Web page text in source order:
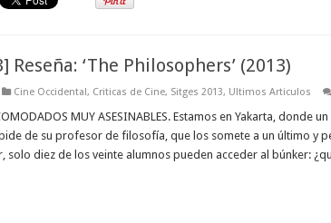
Reseña: ‘The Philosophers’ (2013)
Cine Occidental , Criticas de Cine, Sitges 2013, Ultimos Articulos
MUY ASESINABLES. Estamos en Yakarta, donde
de su profesor de filosofía, que los somete a un último y
solo diez de los veinte alumnos pueden acceder al búnker: